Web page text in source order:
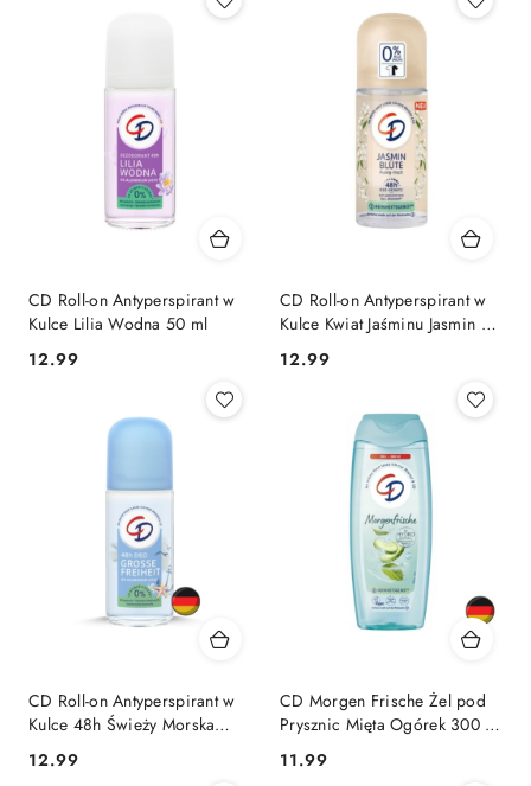
CD Roll-on Antyperspirant w
Kulce Lilia Wodna 50 ml
Cena:
12.99
CD Roll-on Antyperspirant w
Kulce Kwiat Jaśminu Jasmin 50
ml
Cena:
12.99
CD Roll-on Antyperspirant w
Kulce 48h Świeży Morska
Cena:
12.99
CD Morgen Frische Żel pod
Prysznic Mięta Ogórek 300 ml
Cena:
11.99